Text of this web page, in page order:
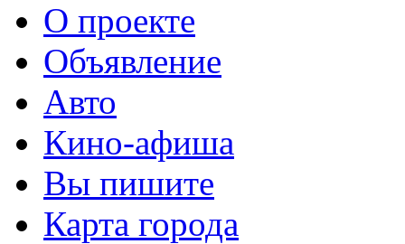
О проекте
Объявление
Авто
Кино-афиша
Вы пишите
Карта города